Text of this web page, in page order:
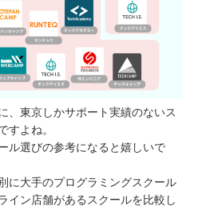
アでプログラミングスクールを
、東京しかサポート実績のないス
すよね。
ル選びの参考になると嬉しいで
に大手のプログラミングスクール
イン店舗があるスクールを比較し